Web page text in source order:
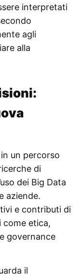
interpretati
agli
alla
un percorso
di
dei Big Data
aziende.
e contributi di
etica,
governance
il